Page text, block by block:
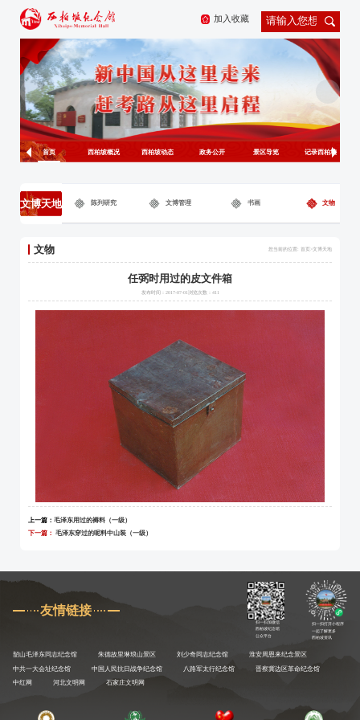
加入收藏
首页 西柏坡概况 西柏坡动态 政务公开 景区导览 记录西柏坡
文博天地 陈列研究 文博管理 书画 文物
文物 您当前的位置: 首页>文博天地
任弼时用过的皮文件箱
发布时间：2017-07-01浏览次数： 411
上一篇：毛泽东用过的褥料（一级）
下一篇：毛泽东穿过的呢料中山装（一级）